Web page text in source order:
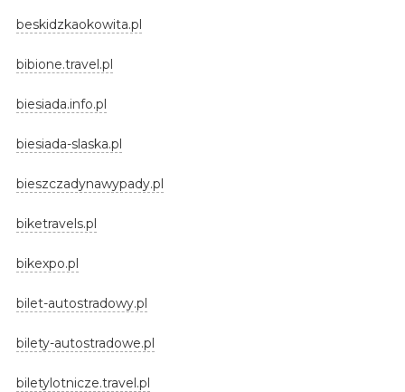
beskidzkaokowita.pl
bibione.travel.pl
biesiada.info.pl
biesiada-slaska.pl
bieszczadynawypady.pl
biketravels.pl
bikexpo.pl
bilet-autostradowy.pl
bilety-autostradowe.pl
biletylotnicze.travel.pl